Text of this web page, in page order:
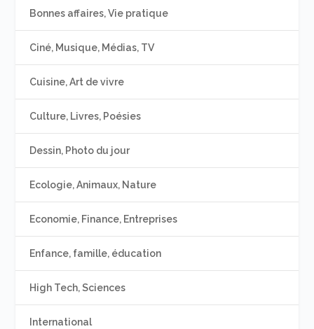
Bonnes affaires, Vie pratique
Ciné, Musique, Médias, TV
Cuisine, Art de vivre
Culture, Livres, Poésies
Dessin, Photo du jour
Ecologie, Animaux, Nature
Economie, Finance, Entreprises
Enfance, famille, éducation
High Tech, Sciences
International